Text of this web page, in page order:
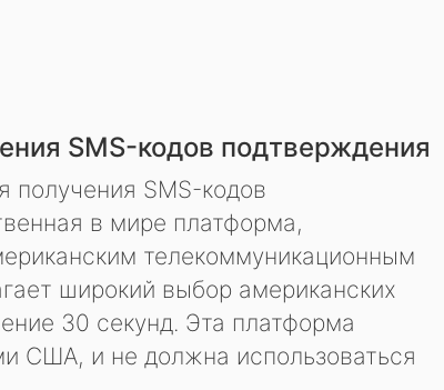
SMS-кодов подтверждения
получения SMS-кодов
в мире платформа,
телекоммуникационным
широкий выбор американских
30 секунд. Эта платформа
США, и не должна использоваться